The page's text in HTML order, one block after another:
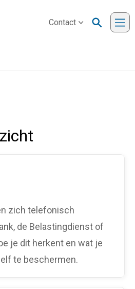
Contact
zich telefonisch
de Belastingdienst of
je dit herkent en wat je
te beschermen.